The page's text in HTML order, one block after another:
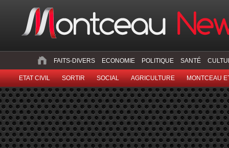
FAITS-DIVERS ECONOMIE POLITIQUE SANTÉ
ETAT CIVIL SORTIR SOCIAL AGRICULTURE MONTCEAU